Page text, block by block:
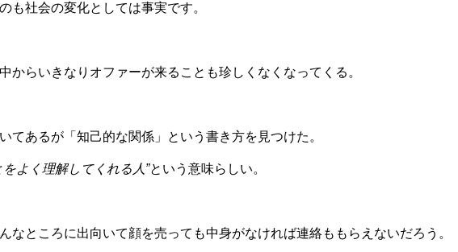
も社会の変化としては事実です。
からいきなりオファーが来ることも珍しくなくなってくる。
てあるが「知己的な関係」という書き方を見つけた。
よく理解してくれる人”という意味らしい。
なところに出向いて顔を売っても中身がなければ連絡ももらえないだろう。